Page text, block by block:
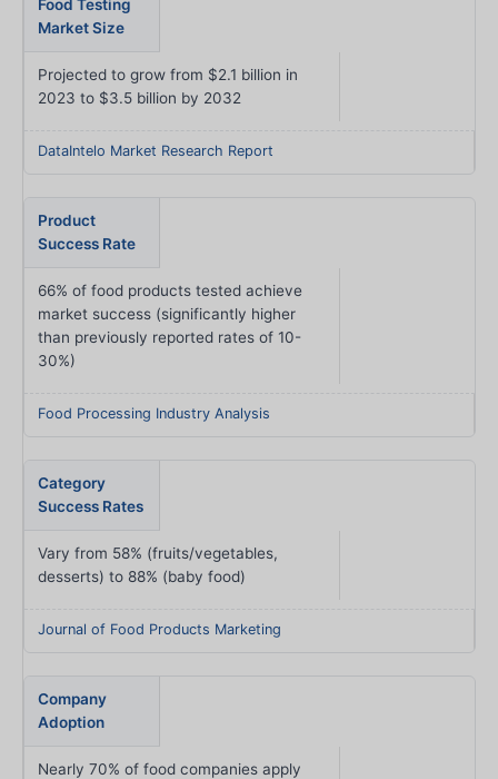
Food Testing
Market Size
Projected to grow from $2.1 billion in
2023 to $3.5 billion by 2032
DataIntelo Market Research Report
Product
Success Rate
66% of food products tested achieve
market success (significantly higher
than previously reported rates of 10-
30%)
Food Processing Industry Analysis
Category
Success Rates
Vary from 58% (fruits/vegetables,
desserts) to 88% (baby food)
Journal of Food Products Marketing
Company
Adoption
Nearly 70% of food companies apply